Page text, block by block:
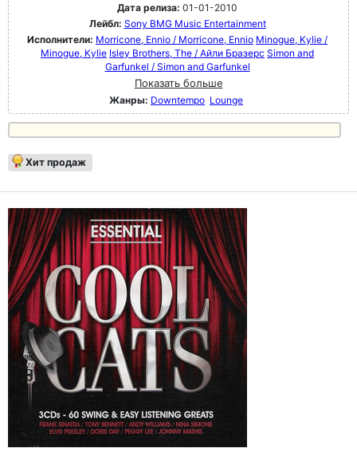
Дата релиза: 01-01-2010
Лейбл: Sony BMG Music Entertainment
Исполнители: Morricone, Ennio / Morricone, Ennio Minogue, Kylie /
Minogue, Kylie Isley Brothers, The / Айли Бразерс Simon and
Garfunkel / Simon and Garfunkel
Показать больше
Жанры: Downtempo Lounge
Хит продаж